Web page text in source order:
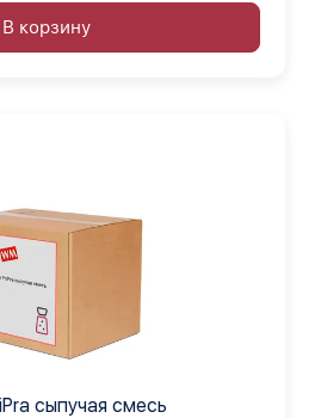
В корзину
сыпучая смесь